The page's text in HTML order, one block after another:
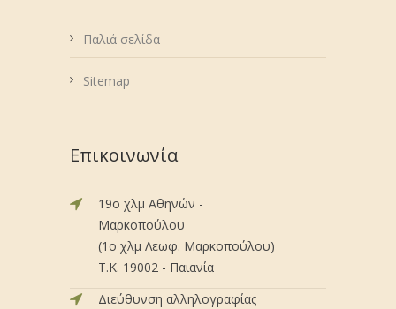
Παλιά σελίδα
Sitemap
Επικοινωνία
19ο χλμ Αθηνών -
Μαρκοπούλου
(1ο χλμ Λεωφ. Μαρκοπούλου)
Τ.Κ. 19002 - Παιανία
Διεύθυνση αλληλογραφίας